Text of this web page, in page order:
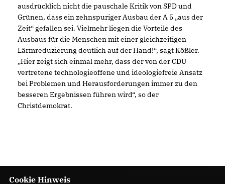
ausdrücklich nicht die pauschale Kritik von SPD und
Grünen, dass ein zehnspuriger Ausbau der A 5 „aus der
Zeit“ gefallen sei. Vielmehr liegen die Vorteile des
Ausbaus für die Menschen mit einer gleichzeitigen
Lärmreduzierung deutlich auf der Hand!“, sagt Kößler.
Hier zeigt sich einmal mehr, dass der von der CDU
vertretene technologieoffene und ideologiefreie Ansatz
bei Problemen und Herausforderungen immer zu den
besseren Ergebnissen führen wird“, so der
Christdemokrat.
Cookie Hinweis